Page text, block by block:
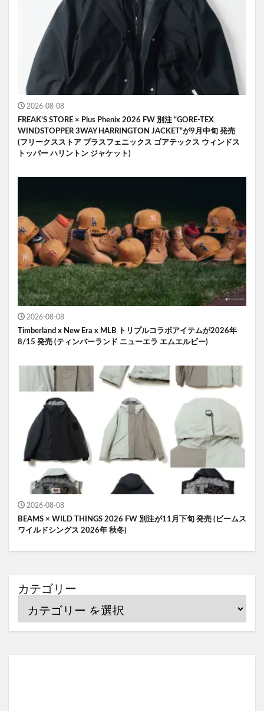
2026-08-08
FREAK’S STORE × Plus Phenix 2026 FW 別注 “GORE-TEX
WINDSTOPPER 3WAY HARRINGTON JACKET”が9月中旬 発売
(フリークスストア プラスフェニックス ゴアテックス ウィンドス
トッパー ハリントン ジャケット)
2026-08-08
Timberland x New Era x MLB トリプルコラボアイテムが2026年
8/15 発売 (ティンバーランド ニューエラ エムエルビー)
2026-08-08
BEAMS × WILD THINGS 2026 FW 別注が11月下旬 発売 (ビームス
ワイルドシングス 2026年 秋冬)
カテゴリー